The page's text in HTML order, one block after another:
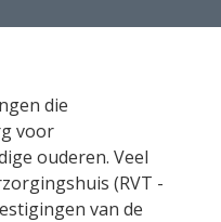
die
voor
ouderen. Veel
(RVT -
van de